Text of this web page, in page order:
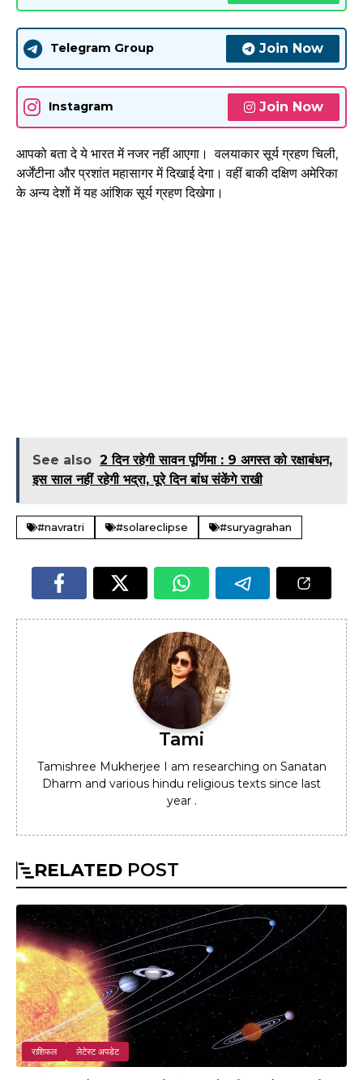
Telegram Group Join Now
Instagram Join Now
आपको बता दे ये भारत में नजर नहीं आएगा। वलयाकार सूर्य ग्रहण चिली,
अर्जेंटीना और प्रशांत महासागर में दिखाई देगा। वहीं बाकी दक्षिण अमेरिका
के अन्य देशों में यह आंशिक सूर्य ग्रहण दिखेगा।
See also 2 दिन रहेगी सावन पूर्णिमा : 9 अगस्त को रक्षाबंधन,
इस साल नहीं रहेगी भद्रा, पूरे दिन बांध संकेंगे राखी
#navratri #solareclipse #suryagrahan
Tami
Tamishree Mukherjee I am researching on Sanatan
Dharm and various hindu religious texts since last
year .
RELATED POST
राशिफल लेटेस्ट अपडेट